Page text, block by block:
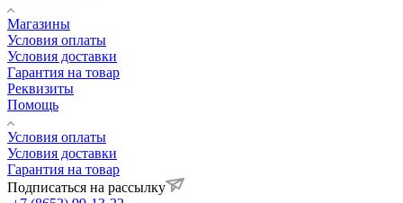
Магазины
Условия оплаты
Условия доставки
Гарантия на товар
Реквизиты
Помощь
Условия оплаты
Условия доставки
Гарантия на товар
Подписаться на рассылку